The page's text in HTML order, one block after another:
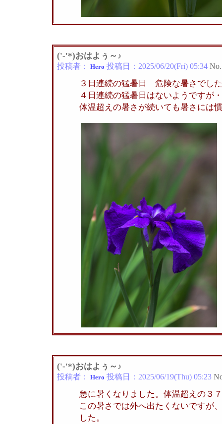
('-'*)おはよぅ～♪
投稿者： Hero 投稿日： 2025/06/20(Fri) 05:34 No.
３日連続の猛暑日 危険な暑さでし
４日連続の猛暑日はないようですが
体温超えの暑さが続いても暑さには
('-'*)おはよぅ～♪
投稿者： Hero 投稿日： 2025/06/19(Thu) 05:23
急に暑くなりました。体温超えの３
この暑さでは外へ出たくないですが
した。